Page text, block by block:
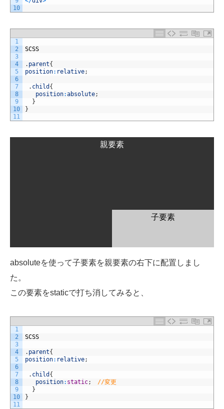
10
1
2
3
4
5
6
7
8
9
10
11
SCSS
. parent{
position: relative;
. child {
position:absolute;
}
}
親要素
子要素
absoluteを使って子要素を親要素の右下に配置しまし
た。
この要素をstaticで打ち消してみると、
1
2
3
4
5
6
7
8
9
10
11
SCSS
. parent{
position: relative;
. child {
position: static;
//変更
}
}